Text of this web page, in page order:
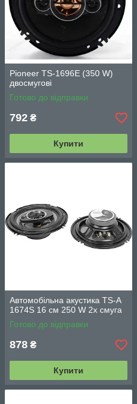
Pioneer TS-1696E (350 W)
двосмугові
Готово до відправки
792 ₴
Купити
Автомобільна акустика TS-A
1674S 16 см 250 W 2х смуга
Готово до відправки
878 ₴
Купити